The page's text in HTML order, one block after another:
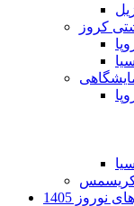
کروز
کریسمس
نوروز 1405